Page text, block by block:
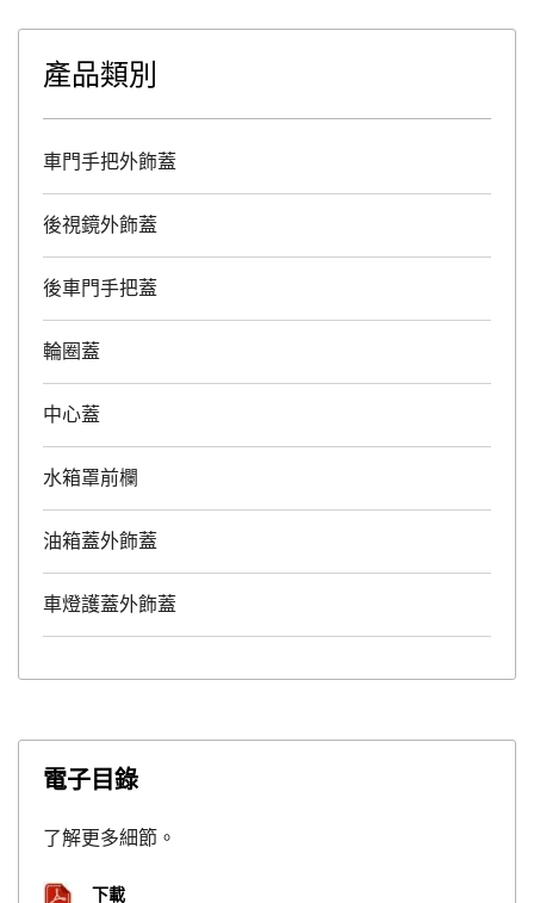
產品類別
車門手把外飾蓋
後視鏡外飾蓋
後車門手把蓋
輪圈蓋
中心蓋
水箱罩前欄
油箱蓋外飾蓋
車燈護蓋外飾蓋
電子目錄
了解更多細節。
下載